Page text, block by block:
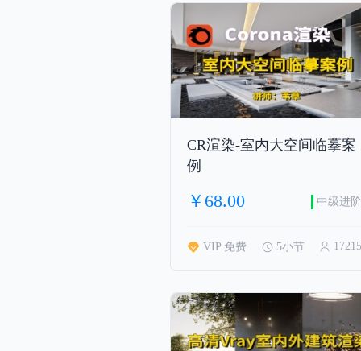
CR渲染-室内大空间临摹案
例
￥68.00 中级进阶
VIP 免费 5小节 17215